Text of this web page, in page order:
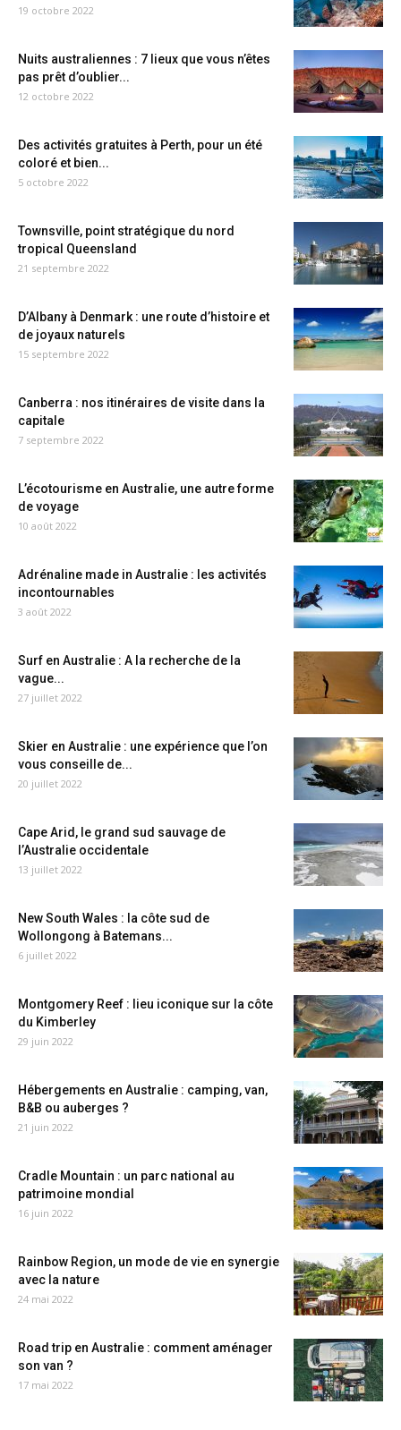
19 octobre 2022
Nuits australiennes : 7 lieux que vous n’êtes
pas prêt d’oublier...
12 octobre 2022
Des activités gratuites à Perth, pour un été
coloré et bien...
5 octobre 2022
Townsville, point stratégique du nord
tropical Queensland
21 septembre 2022
D’Albany à Denmark : une route d’histoire et
de joyaux naturels
15 septembre 2022
Canberra : nos itinéraires de visite dans la
capitale
7 septembre 2022
L’écotourisme en Australie, une autre forme
de voyage
10 août 2022
Adrénaline made in Australie : les activités
incontournables
3 août 2022
Surf en Australie : A la recherche de la
vague...
27 juillet 2022
Skier en Australie : une expérience que l’on
vous conseille de...
20 juillet 2022
Cape Arid, le grand sud sauvage de
l’Australie occidentale
13 juillet 2022
New South Wales : la côte sud de
Wollongong à Batemans...
6 juillet 2022
Montgomery Reef : lieu iconique sur la côte
du Kimberley
29 juin 2022
Hébergements en Australie : camping, van,
B&B ou auberges ?
21 juin 2022
Cradle Mountain : un parc national au
patrimoine mondial
16 juin 2022
Rainbow Region, un mode de vie en synergie
avec la nature
24 mai 2022
Road trip en Australie : comment aménager
son van ?
17 mai 2022